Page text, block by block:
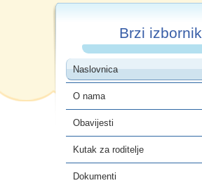
Kutak za roditelje
Dokumenti
e-Vrtić
Brzi izbornik
Naslovnica
O nama
Obavijesti
Kutak za roditelje
Dokumenti